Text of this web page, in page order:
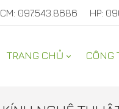
097.543.8686 HP:
TRANG CHỦ CÔNG